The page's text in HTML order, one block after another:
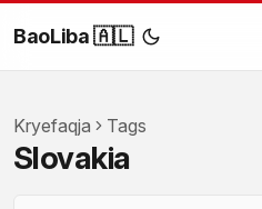
BaoLiba 🇦🇱
Kryefaqja Tags
Slovakia